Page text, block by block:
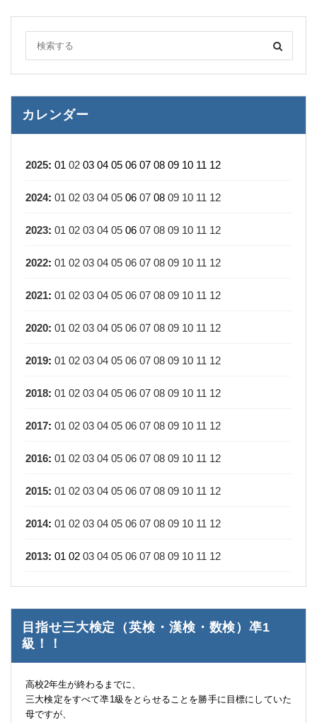
カレンダー
2025: 01 02 03 04 05 06 07 08 09 10 11 12
2024: 01 02 03 04 05 06 07 08 09 10 11 12
2023: 01 02 03 04 05 06 07 08 09 10 11 12
2022: 01 02 03 04 05 06 07 08 09 10 11 12
2021: 01 02 03 04 05 06 07 08 09 10 11 12
2020: 01 02 03 04 05 06 07 08 09 10 11 12
2019: 01 02 03 04 05 06 07 08 09 10 11 12
2018: 01 02 03 04 05 06 07 08 09 10 11 12
2017: 01 02 03 04 05 06 07 08 09 10 11 12
2016: 01 02 03 04 05 06 07 08 09 10 11 12
2015: 01 02 03 04 05 06 07 08 09 10 11 12
2014: 01 02 03 04 05 06 07 08 09 10 11 12
2013: 01 02 03 04 05 06 07 08 09 10 11 12
目指せ三大検定（英検・漢検・数検）凖1
級！！
高校2年生が終わるまでに、
三大検定をすべて凖1級をとらせることを勝手に目標にしていた
母ですが、